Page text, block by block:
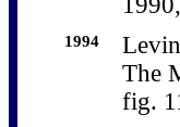
1994
The
fig.